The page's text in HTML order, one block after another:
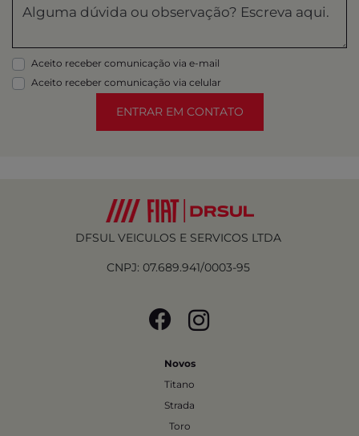
Aceito receber comunicação via e-mail
Aceito receber comunicação via celular
ENTRAR EM CONTATO
DFSUL VEICULOS E SERVICOS LTDA
CNPJ: 07.689.941/0003-95
Novos
Titano
Strada
Toro